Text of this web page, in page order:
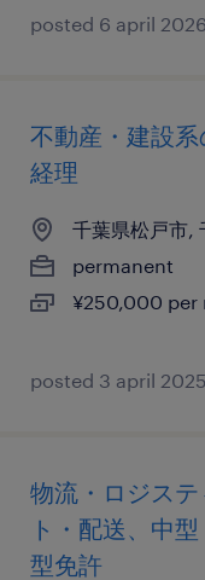
posted 6 april 2026
不動産・建設
経理
千葉県松戸市,
permanent
¥250,000 per
posted 3 april 2025
物流・ロジス
ト・配送、中
型免許